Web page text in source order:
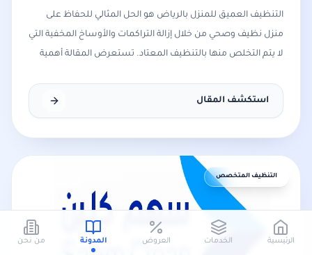
التنظيف العميق للمنزل بالرياض هو الحل المثالي للحفاظ على
منزل نظيف وصحي من خلال إزالة التراكمات والأوساخ المخفية التي
لا يتم التخلص منها بالتنظيف المعتاد. تستعرض المقالة أهمية
بالإضافة إلى خطوات التنظيف الشامل ومعايير اختيار شركة
تنظيف موثوقة. تعرف على خدمات سهم كلين في تنظيف وتعقيم
استكشف المقال
التنظيف المتخصص
الرئيسية الخدمات العروض المدونة من نحن